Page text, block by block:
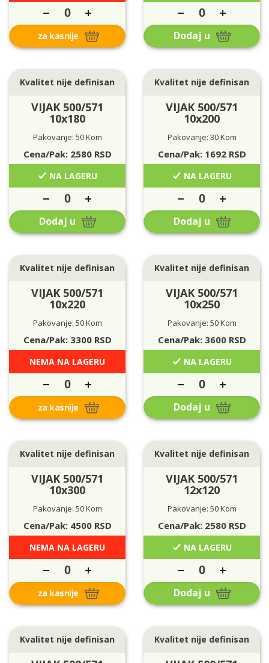
za kasnije Dodaj u
Kvalitet nije definisan
VIJAK 500/571
10x180
Pakovanje: 50 Kom
Cena/Pak: 2580RSD
NA LAGERU
Dodaj u
Kvalitet nije definisan
VIJAK 500/571
10x200
Pakovanje: 30 Kom
Cena/Pak: 1692RSD
NA LAGERU
Dodaj u
Kvalitet nije definisan
VIJAK 500/571
10x220
Pakovanje: 50 Kom
Cena/Pak: 3300RSD
NEMA NA LAGERU
za kasnije
Kvalitet nije definisan
VIJAK 500/571
10x250
Pakovanje: 50 Kom
Cena/Pak: 3600RSD
NA LAGERU
Dodaj u
Kvalitet nije definisan
VIJAK 500/571
10x300
Pakovanje: 50 Kom
Cena/Pak: 4500RSD
NEMA NA LAGERU
za kasnije
Kvalitet nije definisan
VIJAK 500/571
12x120
Pakovanje: 50 Kom
Cena/Pak: 2580RSD
NA LAGERU
Dodaj u
Kvalitet nije definisan Kvalitet nije definisan